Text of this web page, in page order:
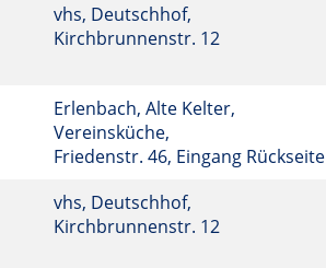
vhs, Deutschhof,
Kirchbrunnenstr. 12
Erlenbach, Alte Kelter,
Vereinsküche,
Friedenstr. 46, Eingang Rückseite
vhs, Deutschhof,
Kirchbrunnenstr. 12